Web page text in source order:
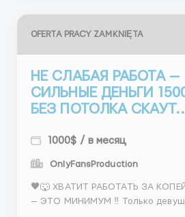
OFERTA PRACY ZAMKNIĘTA
НЕ СЛАБАЯ РАБОТА —
СИЛЬНЫЕ ДЕНЬГИ
БЕЗ ПОТОЛКА
1000$ / в месяц
OnlyFansProduction
🖤🐺 ХВАТИТ РАБОТАТЬ ЗА КОПЕЙКИ 🐺🖤
— ЭТО МИНИМУМ ‼️ Только девушки 💣 Тут не